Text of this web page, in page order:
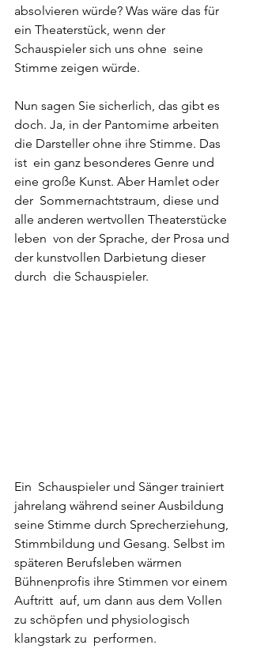
absolvieren würde? Was wäre das für
ein Theaterstück, wenn der
Schauspieler sich uns ohne  seine
Stimme zeigen würde.
Nun sagen Sie sicherlich, das gibt es
doch. Ja, in der Pantomime arbeiten
die Darsteller ohne ihre Stimme. Das
ist  ein ganz besonderes Genre und
eine große Kunst. Aber Hamlet oder
der  Sommernachtstraum, diese und
alle anderen wertvollen Theaterstücke
leben  von der Sprache, der Prosa und
der kunstvollen Darbietung dieser
durch  die Schauspieler.
Ein  Schauspieler und Sänger trainiert
jahrelang während seiner Ausbildung
seine Stimme durch Sprecherziehung,
Stimmbildung und Gesang. Selbst im
späteren Berufsleben wärmen
Bühnenprofis ihre Stimmen vor einem
Auftritt  auf, um dann aus dem Vollen
zu schöpfen und physiologisch
klangstark zu  performen.